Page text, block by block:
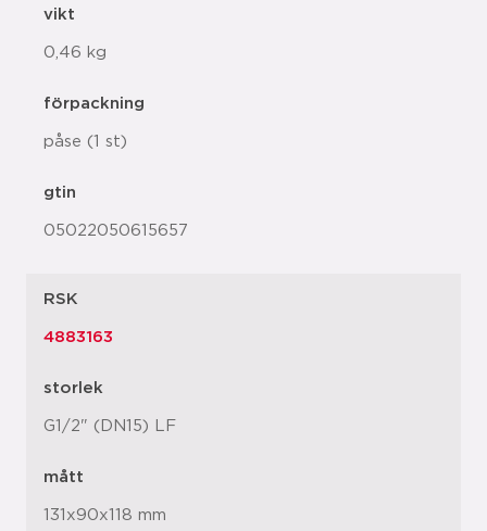
vikt
0,46 kg
förpackning
påse (1 st)
gtin
05022050615657
RSK
4883163
storlek
G1/2" (DN15) LF
mått
131x90x118 mm